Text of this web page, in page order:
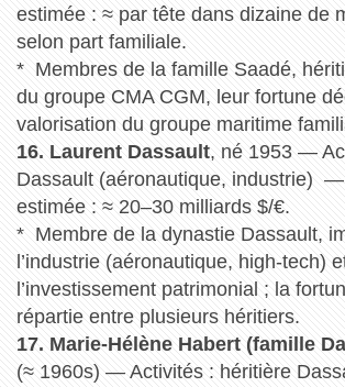
estimée : ≈ par tête dans dizaine de
selon part familiale.
* Membres de la famille Saadé,
du groupe CMA CGM, leur fortune
valorisation du groupe maritime
16. Laurent Dassault, né 1953 —
Dassault (aéronautique, industrie)
estimée : ≈ 20–30 milliards $/€.
* Membre de la dynastie Dassault,
l’industrie (aéronautique, high-tech)
l’investissement patrimonial ; la
répartie entre plusieurs héritiers.
17. Marie-Hélène Habert (famille
(≈ 1960s) — Activités : héritière